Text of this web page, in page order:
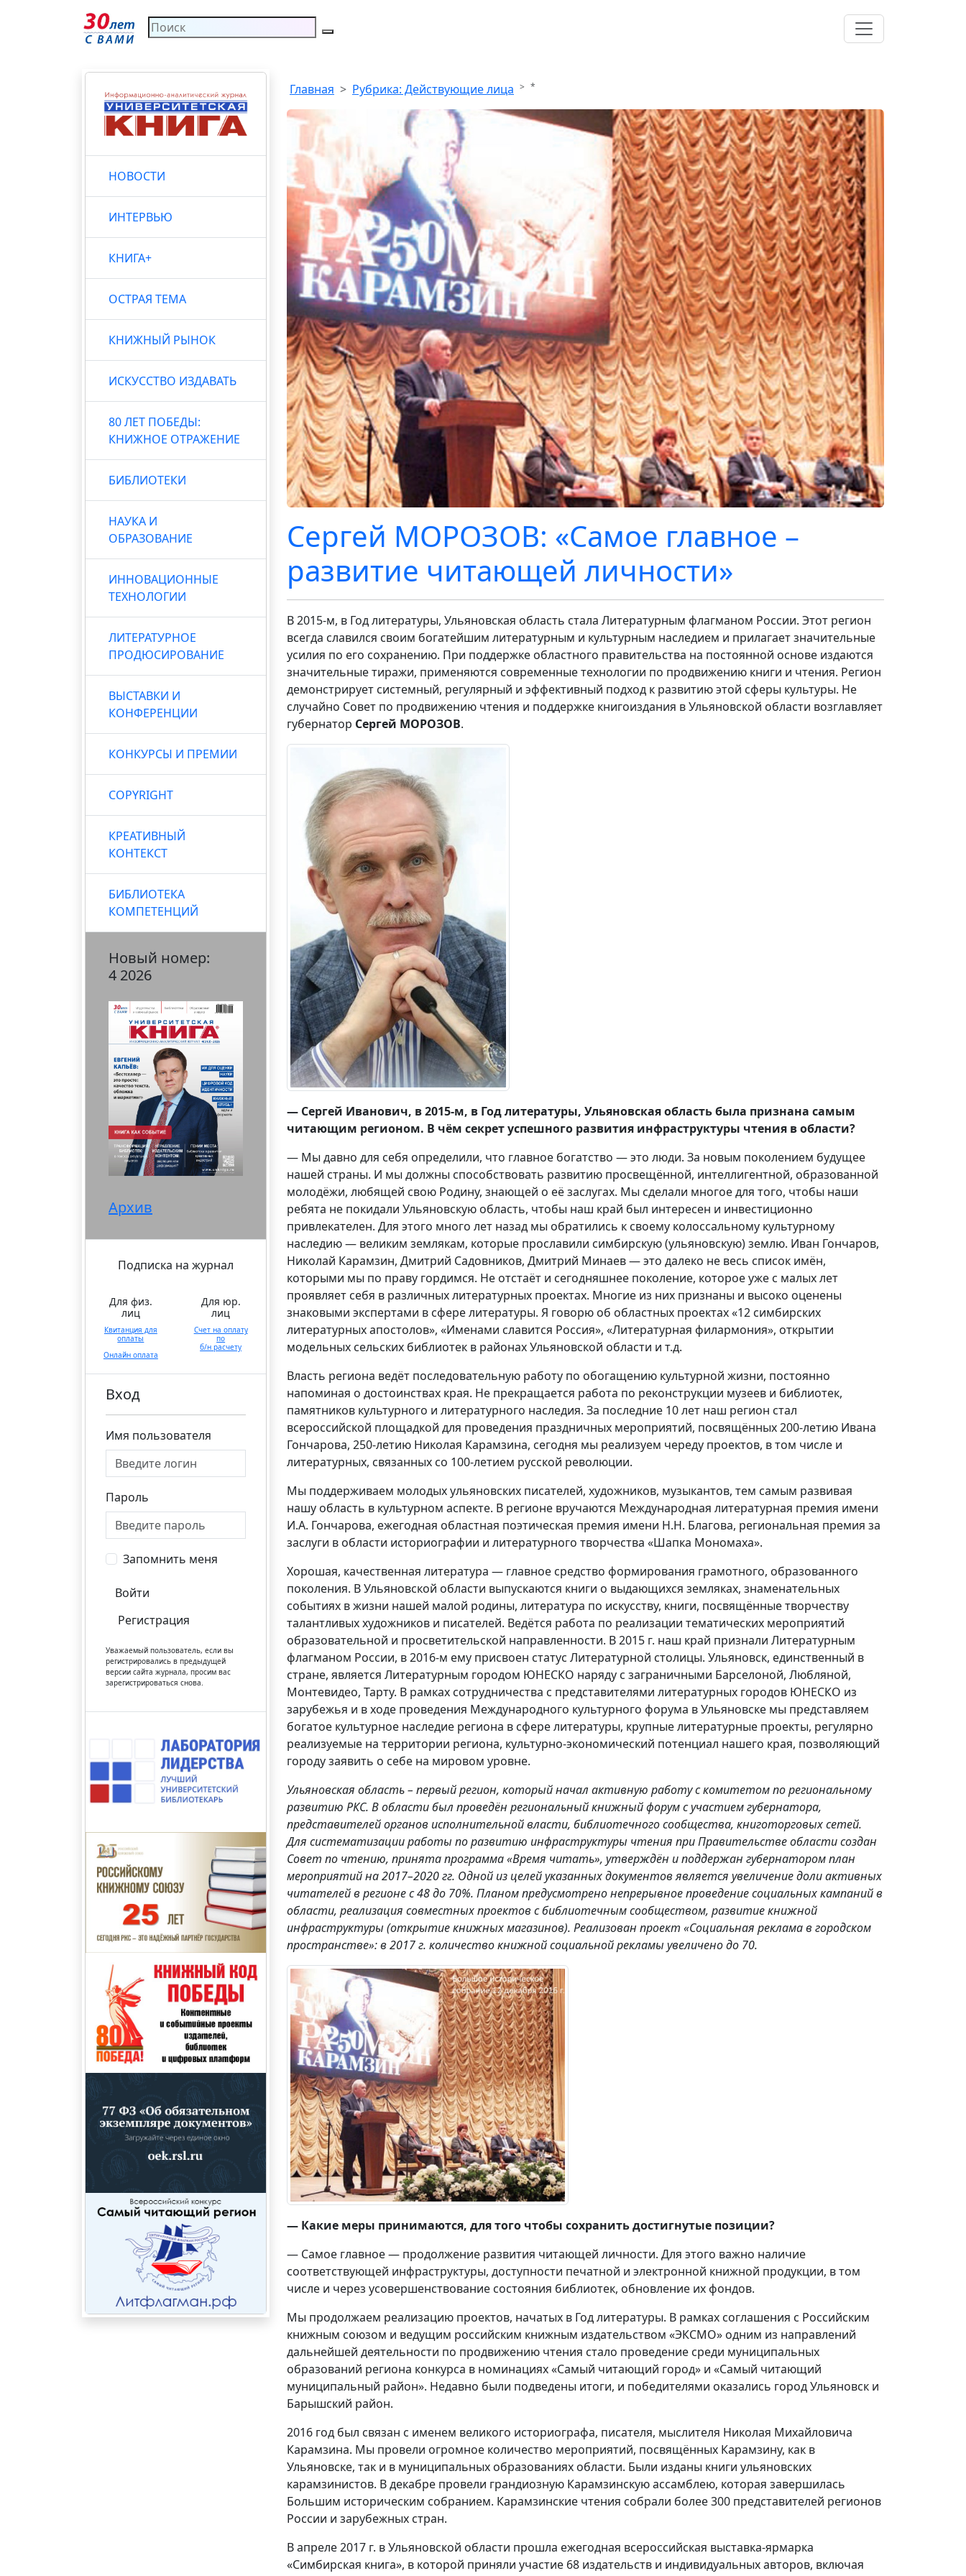
НОВОСТИ
ИНТЕРВЬЮ
КНИГА+
ОСТРАЯ ТЕМА
КНИЖНЫЙ РЫНОК
ИСКУССТВО ИЗДАВАТЬ
80 ЛЕТ ПОБЕДЫ:
КНИЖНОЕ ОТРАЖЕНИЕ
БИБЛИОТЕКИ
НАУКА И
ОБРАЗОВАНИЕ
ИННОВАЦИОННЫЕ
ТЕХНОЛОГИИ
ЛИТЕРАТУРНОЕ
ПРОДЮСИРОВАНИЕ
ВЫСТАВКИ И
КОНФЕРЕНЦИИ
КОНКУРСЫ И ПРЕМИИ
COPYRIGHT
КРЕАТИВНЫЙ
КОНТЕКСТ
БИБЛИОТЕКА
КОМПЕТЕНЦИЙ
Новый номер:
4 2026
Архив
Подписка на журнал
Для физ.
лиц
Квитанция для
оплаты
Онлайн оплата
Для юр.
лиц
Счет на оплату
по
б/н расчету
Вход
Имя пользователя
Пароль
Запомнить меня
Войти
Регистрация
Уважаемый пользователь, если вы
регистрировались в предыдущей
версии сайта журнала, просим вас
зарегистрироваться снова.
Главная Рубрика: Действующие лица *
Сергей МОРОЗОВ: «Самое главное –
развитие читающей личности»
В 2015-м, в Год литературы, Ульяновская область стала Литературным флагманом России. Этот регион
всегда славился своим богатейшим литературным и культурным наследием и прилагает значительные
усилия по его сохранению. При поддержке областного правительства на постоянной основе издаются
значительные тиражи, применяются современные технологии по продвижению книги и чтения. Регион
демонстрирует системный, регулярный и эффективный подход к развитию этой сферы культуры. Не
случайно Совет по продвижению чтения и поддержке книгоиздания в Ульяновской области возглавляет
губернатор Сергей МОРОЗОВ.
— Сергей Иванович, в 2015-м, в Год литературы, Ульяновская область была признана самым
читающим регионом. В чём секрет успешного развития инфраструктуры чтения в области?
— Мы давно для себя определили, что главное богатство — это люди. За новым поколением будущее
нашей страны. И мы должны способствовать развитию просвещённой, интеллигентной, образованной
молодёжи, любящей свою Родину, знающей о её заслугах. Мы сделали многое для того, чтобы наши
ребята не покидали Ульяновскую область, чтобы наш край был интересен и инвестиционно
привлекателен. Для этого много лет назад мы обратились к своему колоссальному культурному
наследию — великим землякам, которые прославили симбирскую (ульяновскую) землю. Иван Гончаров,
Николай Карамзин, Дмитрий Садовников, Дмитрий Минаев — это далеко не весь список имён,
которыми мы по праву гордимся. Не отстаёт и сегодняшнее поколение, которое уже с малых лет
проявляет себя в различных литературных проектах. Многие из них признаны и высоко оценены
знаковыми экспертами в сфере литературы. Я говорю об областных проектах «12 симбирских
литературных апостолов», «Именами славится Россия», «Литературная филармония», открытии
модельных сельских библиотек в районах Ульяновской области и т.д.
Власть региона ведёт последовательную работу по обогащению культурной жизни, постоянно
напоминая о достоинствах края. Не прекращается работа по реконструкции музеев и библиотек,
памятников культурного и литературного наследия. За последние 10 лет наш регион стал
всероссийской площадкой для проведения праздничных мероприятий, посвящённых 200-летию Ивана
Гончарова, 250-летию Николая Карамзина, сегодня мы реализуем череду проектов, в том числе и
литературных, связанных со 100-летием русской революции.
Мы поддерживаем молодых ульяновских писателей, художников, музыкантов, тем самым развивая
нашу область в культурном аспекте. В регионе вручаются Международная литературная премия имени
И.А. Гончарова, ежегодная областная поэтическая премия имени Н.Н. Благова, региональная премия за
заслуги в области историографии и литературного творчества «Шапка Мономаха».
Хорошая, качественная литература — главное средство формирования грамотного, образованного
поколения. В Ульяновской области выпускаются книги о выдающихся земляках, знаменательных
событиях в жизни нашей малой родины, литература по искусству, книги, посвящённые творчеству
талантливых художников и писателей. Ведётся работа по реализации тематических мероприятий
образовательной и просветительской направленности. В 2015 г. наш край признали Литературным
флагманом России, в 2016-м ему присвоен статус Литературной столицы. Ульяновск, единственный в
стране, является Литературным городом ЮНЕСКО наряду с заграничными Барселоной, Любляной,
Монтевидео, Тарту. В рамках сотрудничества с представителями литературных городов ЮНЕСКО из
зарубежья и в ходе проведения Международного культурного форума в Ульяновске мы представляем
богатое культурное наследие региона в сфере литературы, крупные литературные проекты, регулярно
реализуемые на территории региона, культурно-экономический потенциал нашего края, позволяющий
городу заявить о себе на мировом уровне.
Ульяновская область – первый регион, который начал активную работу с комитетом по региональному
развитию РКС. В области был проведён региональный книжный форум с участием губернатора,
представителей органов исполнительной власти, библиотечного сообщества, книготорговых сетей.
Для систематизации работы по развитию инфраструктуры чтения при Правительстве области создан
Совет по чтению, принята программа «Время читать», утверждён и поддержан губернатором план
мероприятий на 2017–2020 гг. Одной из целей указанных документов является увеличение доли активных
читателей в регионе с 48 до 70%. Планом предусмотрено непрерывное проведение социальных кампаний в
области, реализация совместных проектов с библиотечным сообществом, развитие книжной
инфраструктуры (открытие книжных магазинов). Реализован проект «Социальная реклама в городском
пространстве»: в 2017 г. количество книжной социальной рекламы увеличено до 70.
— Какие меры принимаются, для того чтобы сохранить достигнутые позиции?
— Самое главное — продолжение развития читающей личности. Для этого важно наличие
соответствующей инфраструктуры, доступности печатной и электронной книжной продукции, в том
числе и через усовершенствование состояния библиотек, обновление их фондов.
Мы продолжаем реализацию проектов, начатых в Год литературы. В рамках соглашения с Российским
книжным союзом и ведущим российским книжным издательством «ЭКСМО» одним из направлений
дальнейшей деятельности по продвижению чтения стало проведение среди муниципальных
образований региона конкурса в номинациях «Самый читающий город» и «Самый читающий
муниципальный район». Недавно были подведены итоги, и победителями оказались город Ульяновск и
Барышский район.
2016 год был связан с именем великого историографа, писателя, мыслителя Николая Михайловича
Карамзина. Мы провели огромное количество мероприятий, посвящённых Карамзину, как в
Ульяновске, так и в муниципальных образованиях области. Были изданы книги ульяновских
карамзинистов. В декабре провели грандиозную Карамзинскую ассамблею, которая завершилась
Большим историческим собранием. Карамзинские чтения собрали более 300 представителей регионов
России и зарубежных стран.
В апреле 2017 г. в Ульяновской области прошла ежегодная всероссийская выставка-ярмарка
«Симбирская книга», в которой приняли участие 68 издательств и индивидуальных авторов, включая